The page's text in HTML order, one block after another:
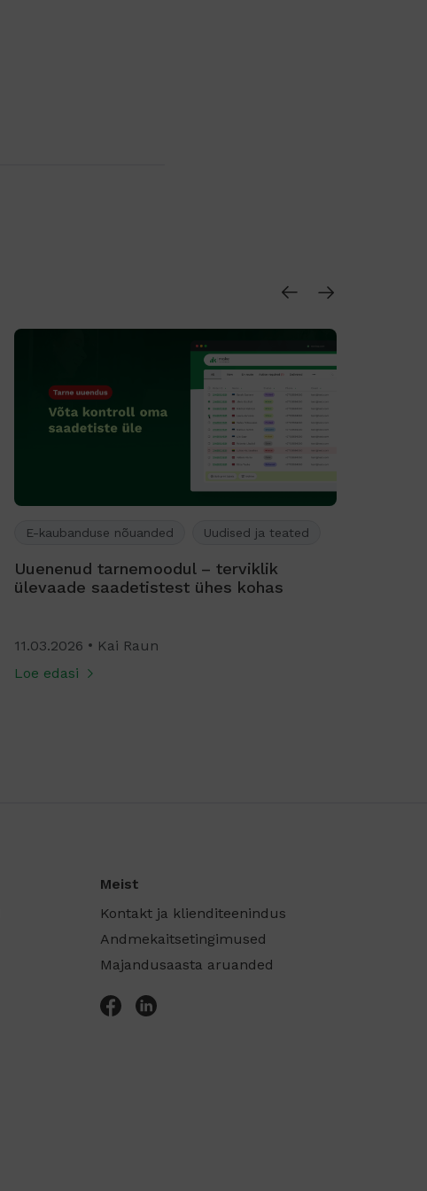
E-kaubanduse nõuanded Uudised ja teated
Uuenenud tarnemoodul – terviklik
ülevaade saadetistest ühes kohas
11.03.2026
Kai Raun
Loe edasi
Meist
Kontakt ja klienditeenindus
Andmekaitsetingimused
Majandusaasta aruanded